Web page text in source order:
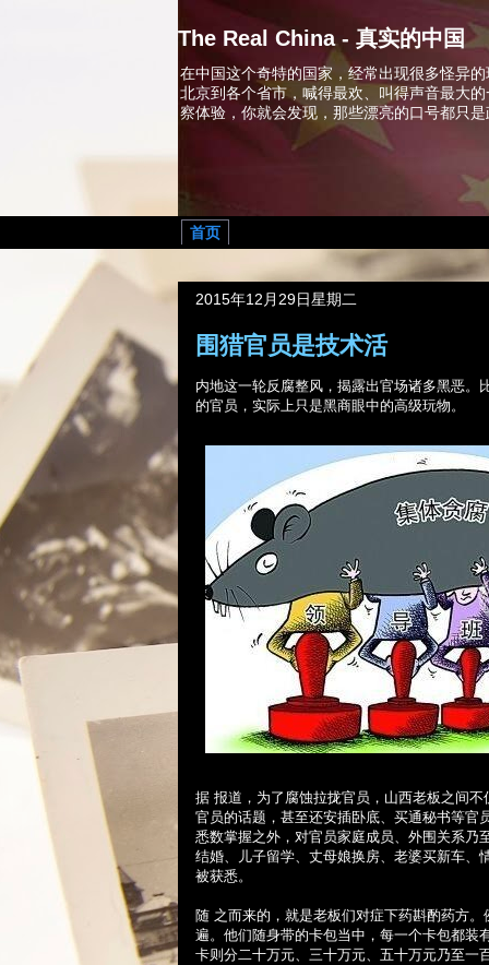
The Real China - 真实的中国
在中国这个奇特的国家，经常出现很多怪异
北京到各个省市，喊得最欢、叫得声音最大
察体验，你就会发现，那些漂亮的口号都只
首页
2015年12月29日星期二
围猎官员是技术活
内地这一轮反腐整风，揭露出官场诸多黑恶
的官员，实际上只是黑商眼中的高级玩物。
据 报道，为了腐蚀拉拢官员，山西老板之间
官员的话题，甚至还安插卧底、买通秘书等官
悉数掌握之外，对官员家庭成员、外围关系乃
结婚、儿子留学、丈母娘换房、老婆买新车、
被获悉。
随 之而来的，就是老板们对症下药斟酌药方
遍。他们随身带的卡包当中，每一个卡包都装
卡则分二十万元、三十万元、五十万元乃至一